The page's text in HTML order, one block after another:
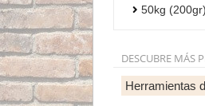
50kg (200gr)
DESCUBRE MÁS
Herramientas